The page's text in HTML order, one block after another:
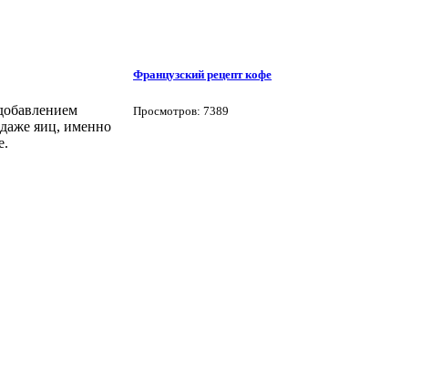
яиц, именно
Французский рецепт кофе
Просмотров: 7389